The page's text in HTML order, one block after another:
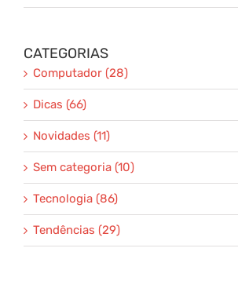
CATEGORIAS
Computador (28)
Dicas (66)
Novidades (11)
Sem categoria (10)
Tecnologia (86)
Tendências (29)